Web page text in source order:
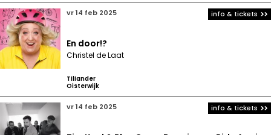
vr 14 feb 2025
En door!?
Christel de Laat
Tiliander
Oisterwijk
info & tickets
vr 14 feb 2025 info & tickets